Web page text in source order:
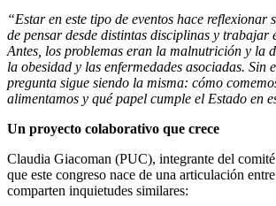
“Estar en este tipo de eventos hace reflexionar
de pensar desde distintas disciplinas y
Antes, los problemas eran la malnutrición y la
la obesidad y las enfermedades asociadas. Sin
pregunta sigue siendo la misma: cómo
alimentamos y qué papel cumple el Estado en
Un proyecto colaborativo que crece
Claudia Giacoman (PUC), integrante del
que este congreso nace de una articulación
comparten inquietudes similares: